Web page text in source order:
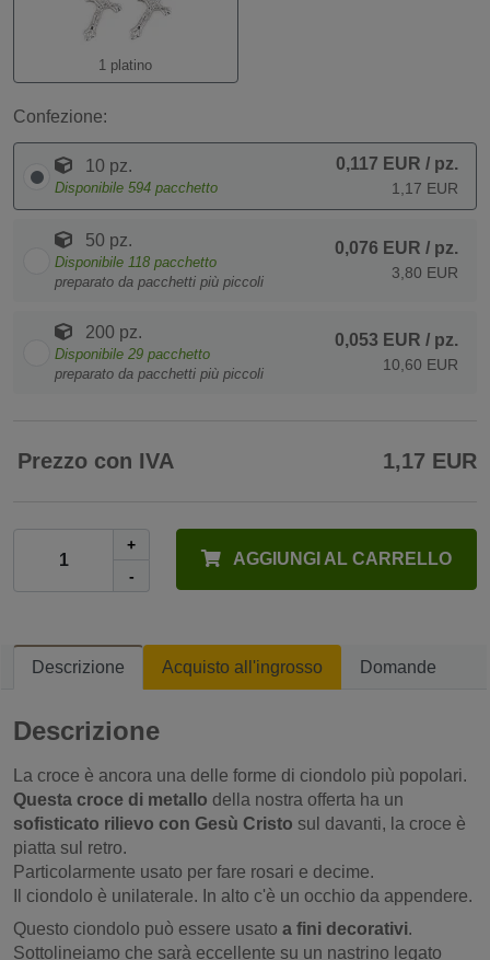
1 platino
Confezione:
10 pz.
Disponibile 594 pacchetto
0,117 EUR / pz.
1,17 EUR
50 pz.
Disponibile 118 pacchetto
preparato da pacchetti più piccoli
0,076 EUR / pz.
3,80 EUR
200 pz.
Disponibile 29 pacchetto
preparato da pacchetti più piccoli
0,053 EUR / pz.
10,60 EUR
Prezzo con IVA 1,17 EUR
+
-
AGGIUNGI AL CARRELLO
Descrizione Acquisto all'ingrosso Domande
Descrizione
La croce è ancora una delle forme di ciondolo più popolari.
Questa croce di metallo della nostra offerta ha un
sofisticato rilievo con Gesù Cristo sul davanti, la croce è
piatta sul retro.
Particolarmente usato per fare rosari e decime.
Il ciondolo è unilaterale. In alto c'è un occhio da appendere.
Questo ciondolo può essere usato a fini decorativi.
Sottolineiamo che sarà eccellente su un nastrino legato